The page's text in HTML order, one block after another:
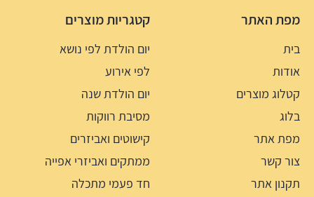
מפת האתר
בית
אודות
קטלוג מוצרים
בלוג
מפת אתר
צור קשר
תקנון אתר
קטגריות מוצרים
יום הולדת לפי נושא
לפי אירוע
יום הולדת שנה
מסיבת רווקות
קישוטים ואביזרים
ממתקים ואביזרי אפייה
חד פעמי מתכלה